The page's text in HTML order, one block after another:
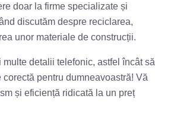
doar la firme specializate și
discutăm despre reciclarea,
unor materiale de construcții.
multe detalii telefonic, astfel încât să
pentru dumneavoastră! Vă
și eficiență ridicată la un preț